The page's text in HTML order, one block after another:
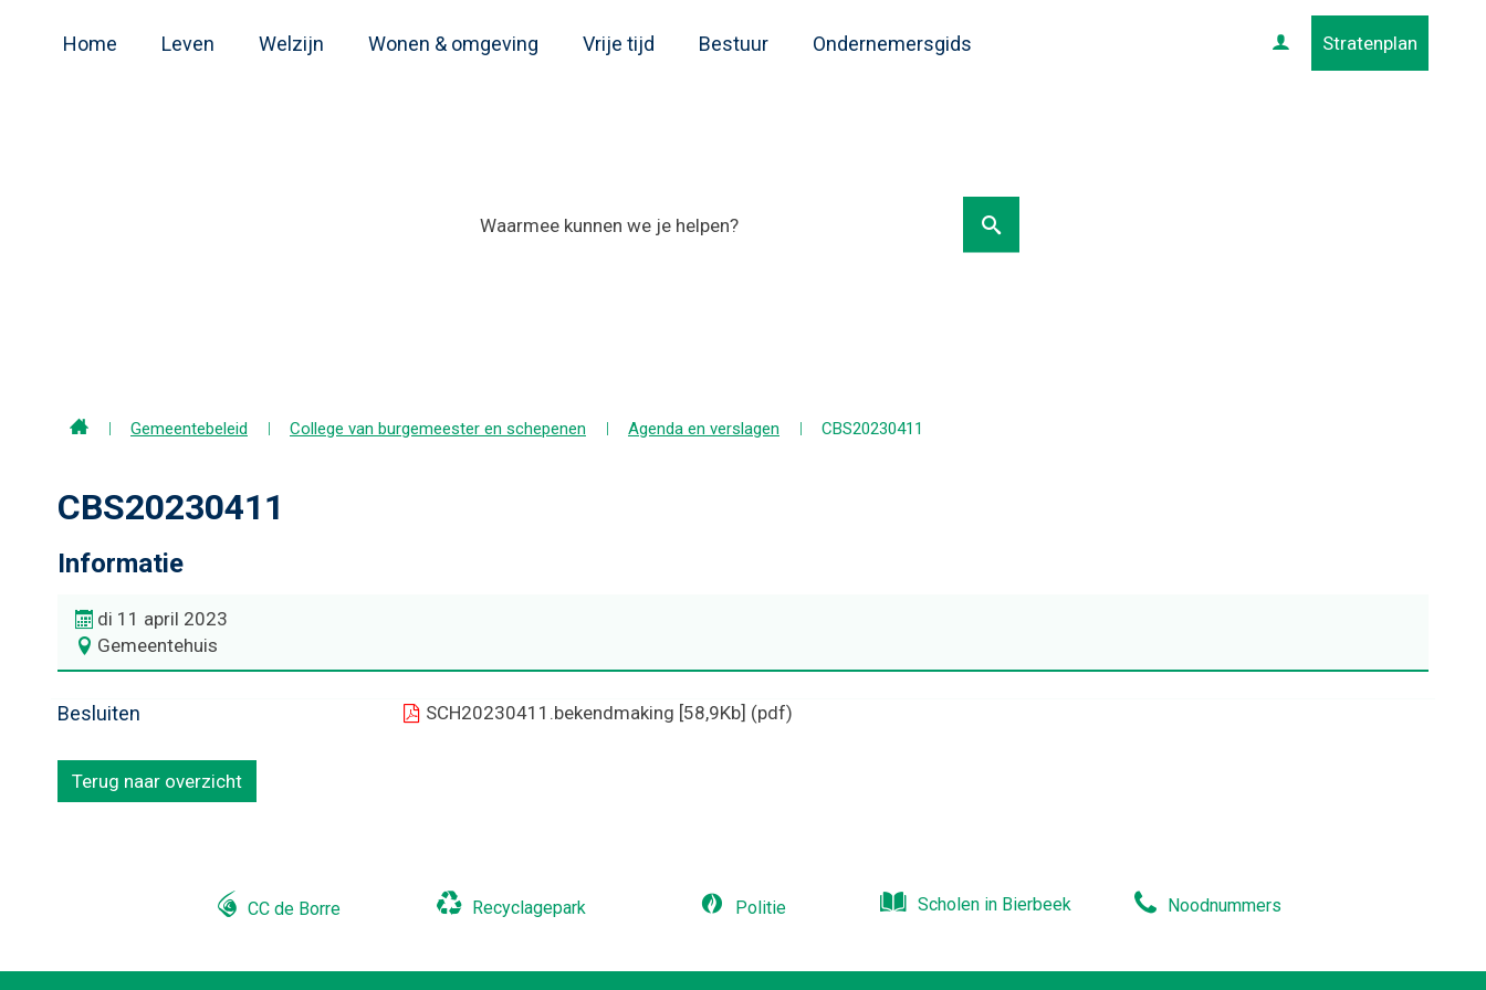
Home Leven Welzijn Wonen & omgeving Vrije tijd Bestuur Ondernemersgids
Stratenplan
Profiel
HomeGemeentebeleid College van burgemeester en schepenen Agenda en verslagen CBS20230411
CBS20230411
Informatie
di 11 april 2023
Gemeentehuis
Besluiten SCH20230411.bekendmaking [58,9Kb] (pdf)
Terug naar overzicht
CC de Borre Recyclagepark Politie Scholen in Bierbeek Noodnummers